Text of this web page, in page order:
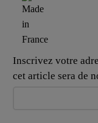
Inscrivez votre
cet article sera de